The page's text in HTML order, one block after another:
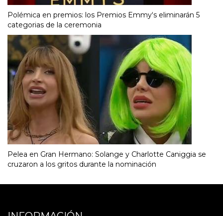
Polémica en premios: los Premios Emmy‘s eliminarán 5
categorias de la ceremonia
Pelea en Gran Hermano: Solange y Charlotte Caniggia se
cruzaron a los gritos durante la nominación